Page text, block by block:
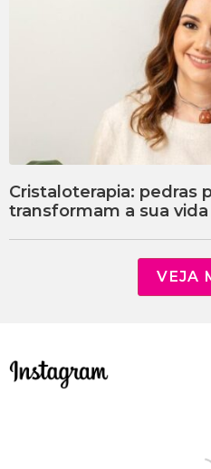
Cristaloterapia: pedras
transformam a sua vida
VEJA